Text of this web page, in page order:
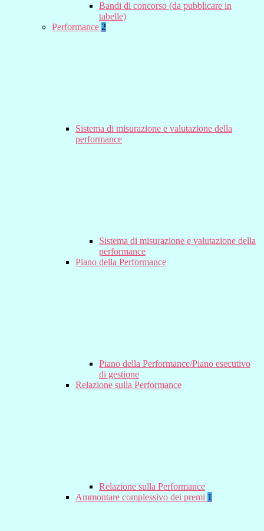
Bandi di concorso (da pubblicare in
tabelle)
Performance 2
Sistema di misurazione e valutazione della
performance
Sistema di misurazione e valutazione della
performance
Piano della Performance
Piano della Performance/Piano esecutivo
di gestione
Relazione sulla Performance
Relazione sulla Performance
Ammontare complessivo dei premi 1